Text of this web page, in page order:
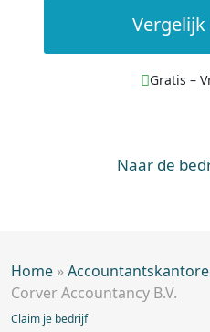
Gratis –
Naar de
Home »
Corver Accountancy B.V.
Claim je bedrijf